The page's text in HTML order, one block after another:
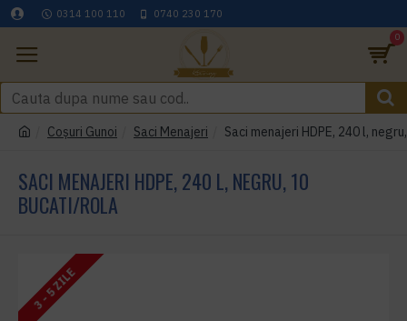
0314 100 110 0740 230 170
0
Coşuri Gunoi Saci Menajeri Saci menajeri HDPE, 240 l,
SACI MENAJERI HDPE, 240 L, NEGRU, 10
BUCATI/ROLA
3 - 5 ZILE